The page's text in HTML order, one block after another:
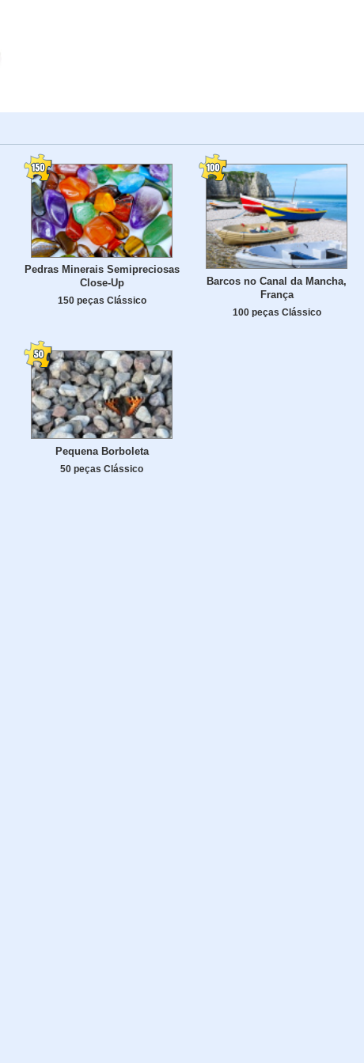
Pedras Minerais Semipreciosas
Close-Up
150 peças Clássico
Barcos no Canal da Mancha,
França
100 peças Clássico
Pequena Borboleta
50 peças Clássico